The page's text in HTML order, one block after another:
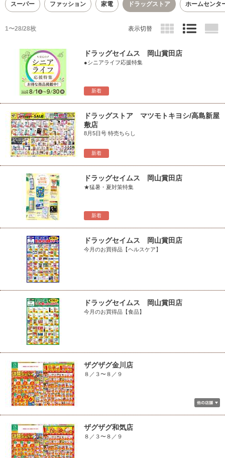
スーパー ファッション 家電 ドラッグストア ホームセンタ
1〜28/28枚 表示切替
新着
ドラッグセイムス 岡山賞田店
●シニアライフ応援特集
新着
ドラッグストア マツモトキヨシ/高島新屋
敷店
8月5日号 特売ちらし
新着
ドラッグセイムス 岡山賞田店
★猛暑・夏対策特集
ドラッグセイムス 岡山賞田店
今月のお買得品【ヘルスケア】
ドラッグセイムス 岡山賞田店
今月のお買得品【食品】
ザグザグ金川店
８／３〜８／９
ザグザグ和気店
８／３〜８／９